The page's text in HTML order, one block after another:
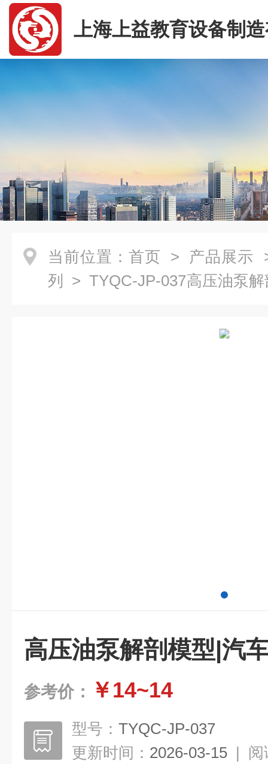
上海上益教育设备制
司
当前位置： 首页 > 产品展示
列
> TYQC-JP-037高压油泵
高压油泵解剖模型|汽
参考价： ￥14~14
型号： TYQC-JP-037
更新时间： 2026-03-15 | 阅